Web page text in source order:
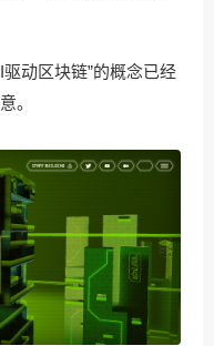
动区块链”的概念已经
。